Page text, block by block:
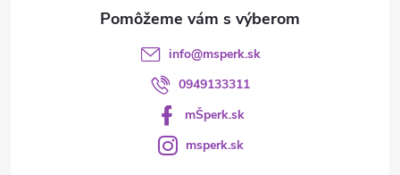
info@msperk.sk
0949133311
mŠperk.sk
msperk.sk